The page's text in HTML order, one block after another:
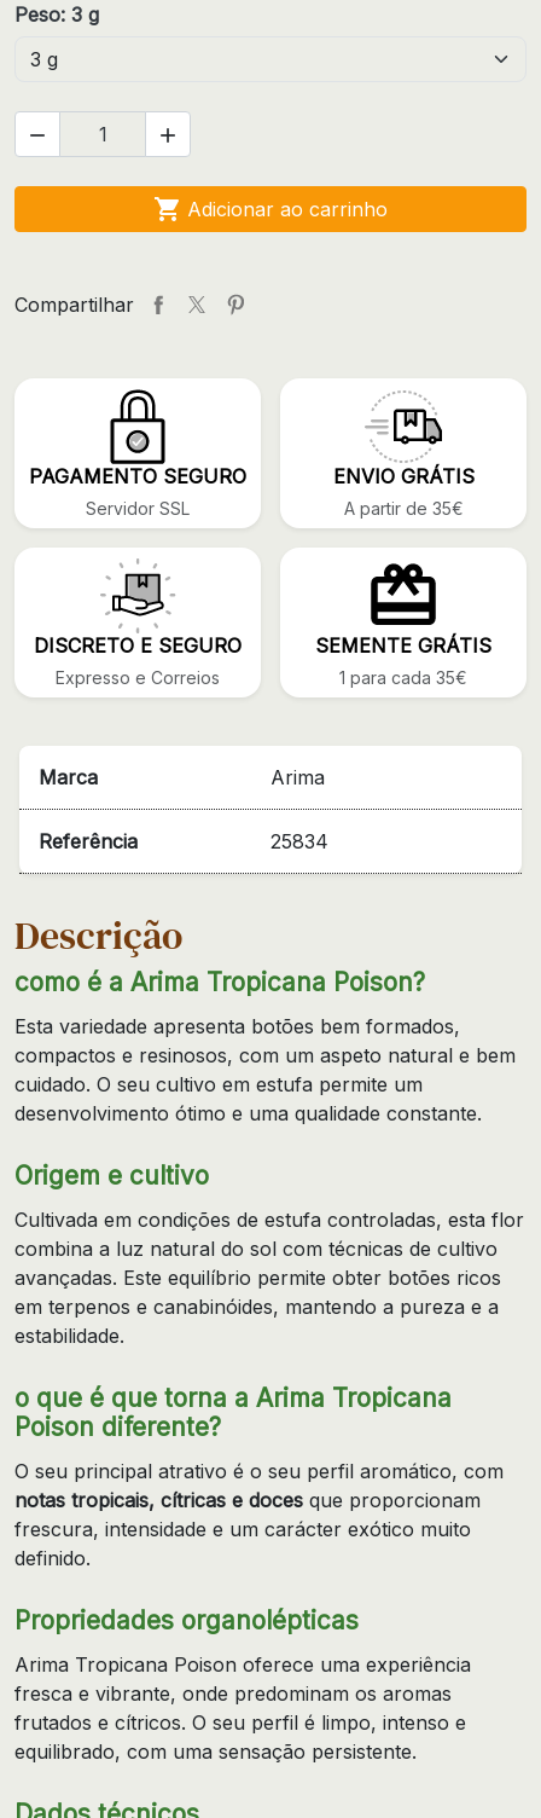
Peso: 3 g
 
 Adicionar ao carrinho
Compartilhar
PAGAMENTO SEGURO
Servidor SSL
ENVIO GRÁTIS
A partir de 35€
DISCRETO E SEGURO
Expresso e Correios
SEMENTE GRÁTIS
1 para cada 35€
Marca Arima
Referência 25834
Descrição
como é a Arima Tropicana Poison?
Esta variedade apresenta botões bem formados,
compactos e resinosos, com um aspeto natural e bem
cuidado. O seu cultivo em estufa permite um
desenvolvimento ótimo e uma qualidade constante.
Origem e cultivo
Cultivada em condições de estufa controladas, esta flor
combina a luz natural do sol com técnicas de cultivo
avançadas. Este equilíbrio permite obter botões ricos
em terpenos e canabinóides, mantendo a pureza e a
estabilidade.
o que é que torna a Arima Tropicana
Poison diferente?
O seu principal atrativo é o seu perfil aromático, com
notas tropicais, cítricas e doces que proporcionam
frescura, intensidade e um carácter exótico muito
definido.
Propriedades organolépticas
Arima Tropicana Poison oferece uma experiência
fresca e vibrante, onde predominam os aromas
frutados e cítricos. O seu perfil é limpo, intenso e
equilibrado, com uma sensação persistente.